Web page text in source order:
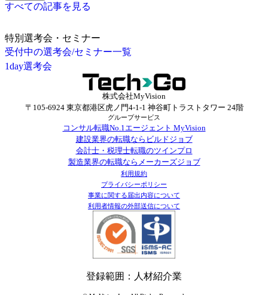
すべての記事を見る
特別選考会・セミナー
受付中の選考会/セミナー一覧
1day選考会
株式会社MyVision
〒105-6924 東京都港区虎ノ門4-1-1 神谷町トラストタワー 24階
グループサービス
コンサル転職No.1エージェント MyVision
建設業界の転職ならビルドジョブ
会計士・税理士転職のツインプロ
製造業界の転職ならメーカーズジョブ
利用規約
プライバシーポリシー
事業に関する届出内容について
利用者情報の外部送信について
登録範囲：人材紹介業